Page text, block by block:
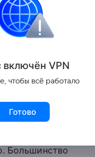
Доля
очередь,
значениях
с первыми
в сегменте
состоится уже
Для многих
Большинство
включён VPN
чтобы всё работало
Готово